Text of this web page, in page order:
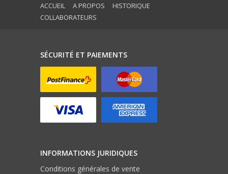
ACCUEIL A PROPOS
HISTORIQUE
COLLABORATEURS
SÉCURITÉ ET PAIEMENTS
INFORMATIONS JURIDIQUES
Conditions générales de vente